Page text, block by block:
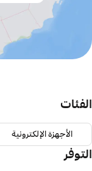
الفئات
الأجهزة الإلكترونية
التوفر